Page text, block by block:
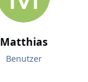
Matthias
Benutzer